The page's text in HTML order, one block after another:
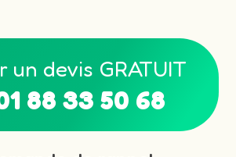
un devis GRATUIT
88 33 50 68